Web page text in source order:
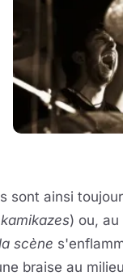
sont ainsi
) ou,
scène
braise au